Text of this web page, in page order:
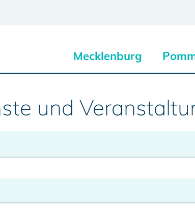
Mecklenburg
und